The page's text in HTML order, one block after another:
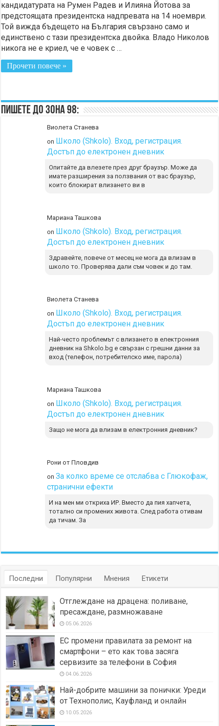
кандидатурата на Румен Радев и Илияна Йотова за
предстоящата президентска надпревата на 14 ноември.
Той вижда бъдещето на България свързано само и
единствено с тази президентска двойка. Владо Николов
никога не е криел, че е човек с …
Прочети повече »
Пишете до Зона 98:
Виолета Станева
on Школо (Shkolo). Вход, регистрация.
Достъп до електронен дневник
Опитайте да влезете през друг браузър. Може да
имате разширения за ползвания от вас браузър,
които блокират влизането ви в
Мариана Ташкова
on Школо (Shkolo). Вход, регистрация.
Достъп до електронен дневник
Здравейте, повече от месец не мога да влизам в
школо то. Проверява дали съм човек и до там.
Виолета Станева
on Школо (Shkolo). Вход, регистрация.
Достъп до електронен дневник
Най-често проблемът с влизането в електронния
дневник на Shkolo.bg е свързан с грешни данни за
вход (телефон, потребителско име, парола)
Мариана Ташкова
on Школо (Shkolo). Вход, регистрация.
Достъп до електронен дневник
Защо не мога да влизам в електронния дневник?
Рони от Пловдив
onЗа колко време се отслабва с Глюкофаж,
странични ефекти
И на мен ми откриха ИР. Вместо да пия хапчета,
тотално си промених живота. След работа отивам
да тичам. За
Последни Популярни Мнения Етикети
Отглеждане на драцена: поливане,
пресаждане, размножаване
05.06.2026
ЕС промени правилата за ремонт на
смартфони – ето как това засяга
сервизите за телефони в София
04.06.2026
Най-добрите машини за понички: Уреди
от Технополис, Кауфланд и онлайн
10.05.2026